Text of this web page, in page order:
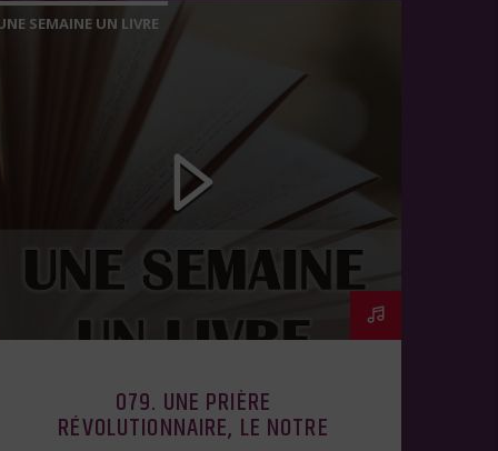
SEMAINE UN LIVRE
079. UNE PRIÈRE
RÉVOLUTIONNAIRE, LE NOTRE